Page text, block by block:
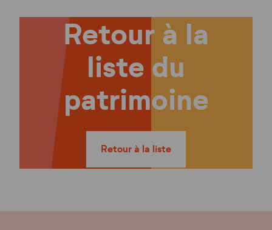
Retour à la
liste du
patrimoine
Retour à la liste